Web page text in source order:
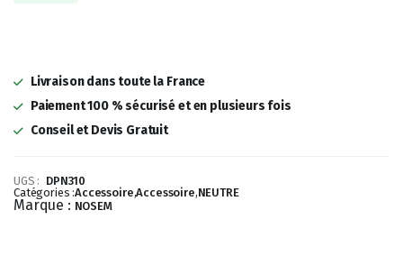
était :
1
099,83 €.
est :
751,10 €.
Livraison dans toute la France
Paiement 100 % sécurisé et en plusieurs fois
Conseil et Devis Gratuit
UGS : DPN310
Catégories :Accessoire,Accessoire,NEUTRE
Marque : NOSEM